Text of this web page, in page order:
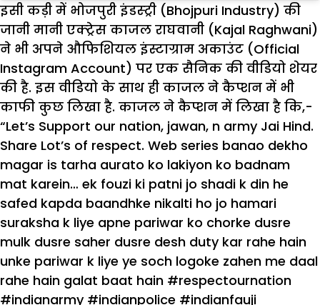
इसी कड़ी में भोजपुरी इंडस्ट्री (Bhojpuri Industry) की
जानी मानी एक्ट्रेस काजल राघवानी (Kajal Raghwani)
ने भी अपने औफिशियल इंस्टाग्राम अकाउंट (Official
Instagram Account) पर एक सैनिक की वीडियो शेयर
की है. इस वीडियो के साथ ही काजल ने कैप्शन में भी
काफी कुछ लिखा है. काजल ने कैप्शन में लिखा है कि,-
“Let’s Support our nation, jawan, n army Jai Hind.
Share Lot’s of respect. Web series banao dekho
magar is tarha aurato ko lakiyon ko badnam
mat karein… ek fouzi ki patni jo shadi k din he
safed kapda baandhke nikalti ho jo hamari
suraksha k liye apne pariwar ko chorke dusre
mulk dusre saher dusre desh duty kar rahe hain
unke pariwar k liye ye soch logoke zahen me daal
rahe hain galat baat hain #respectournation
#indianarmy #indianpolice #indianfauji